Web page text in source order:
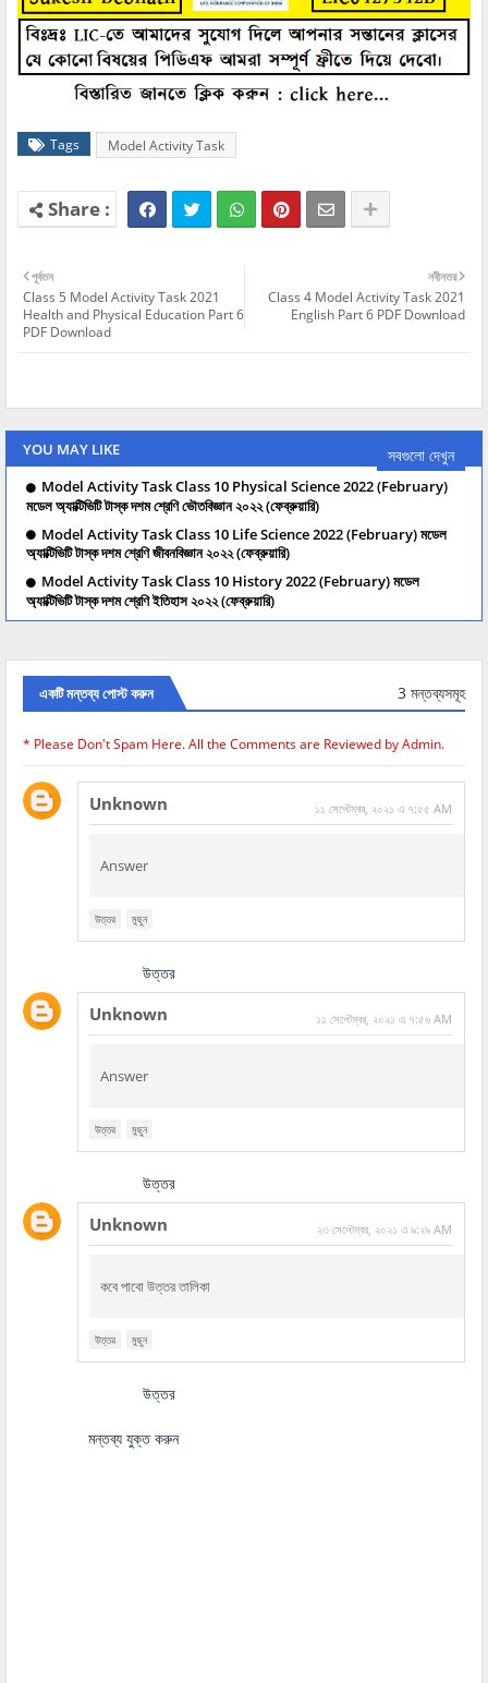
Tags Model Activity Task
নবীনতর
Class 4 Model Activity Task 2021
English Part 6 PDF Download
পূর্বতন
Class 5 Model Activity Task 2021
Health and Physical Education Part 6
PDF Download
YOU MAY LIKE সবগুলো দেখুন
Model Activity Task Class 10 Physical Science 2022 (February)
মডেল অ্যাক্টিভিটি টাস্ক দশম শ্রেণি ভৌতবিজ্ঞান ২০২২ (ফেব্রুয়ারি)
Model Activity Task Class 10 Life Science 2022 (February) মডেল
অ্যাক্টিভিটি টাস্ক দশম শ্রেণি জীবনবিজ্ঞান ২০২২ (ফেব্রুয়ারি)
Model Activity Task Class 10 History 2022 (February) মডেল
অ্যাক্টিভিটি টাস্ক দশম শ্রেণি ইতিহাস ২০২২ (ফেব্রুয়ারি)
একটি মন্তব্য পোস্ট করুন 3 মন্তব্যসমূহ
* Please Don't Spam Here. All the Comments are Reviewed by Admin.
Unknown ১১ সেপ্টেম্বর, ২০২১ এ ৭:৫৫ AM
Answer
উত্তর মুছুন
উত্তর
Unknown ১১ সেপ্টেম্বর, ২০২১ এ ৭:৫৬ AM
Answer
উত্তর মুছুন
উত্তর
Unknown ২৩ সেপ্টেম্বর, ২০২১ এ ৯:২৯ AM
কবে পাবো উত্তর তালিকা
উত্তর মুছুন
উত্তর
মন্তব্য যুক্ত করুন